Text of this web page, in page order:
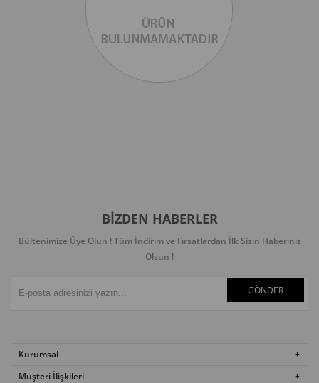
BIZDEN HABERLER
Bültenimize Üye Olun ! Tüm İndirim ve Fırsatlardan İlk Sizin Haberiniz
Olsun !
GÖNDER
Kurumsal
Müşteri İlişkileri